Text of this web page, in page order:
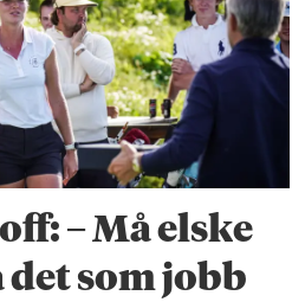
– Må elske
det som jobb